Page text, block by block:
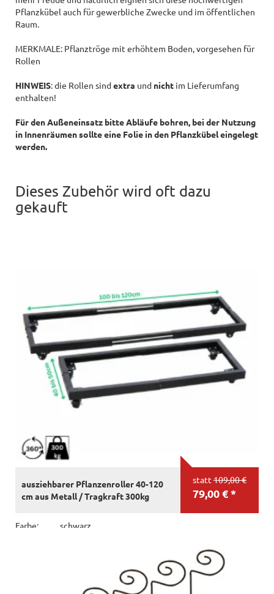
Pflanzkübel auch für gewerbliche Zwecke und im öffentlichen
Raum.
MERKMALE: Pflanztröge mit erhöhtem Boden, vorgesehen für
Rollen
HINWEIS: die Rollen sindextra und nicht im Lieferumfang
enthalten!
Für den Außeneinsatz bitte Abläufe bohren, bei der Nutzung
in Innenräumen sollte eine Folie in den Pflanzkübel eingelegt
werden.
Dieses Zubehör wird oft dazu
gekauft
statt 109,00 €
79,00 € *
ausziehbarer Pflanzenroller 40-120
cm aus Metall / Tragkraft 300kg
Farbe: schwarz